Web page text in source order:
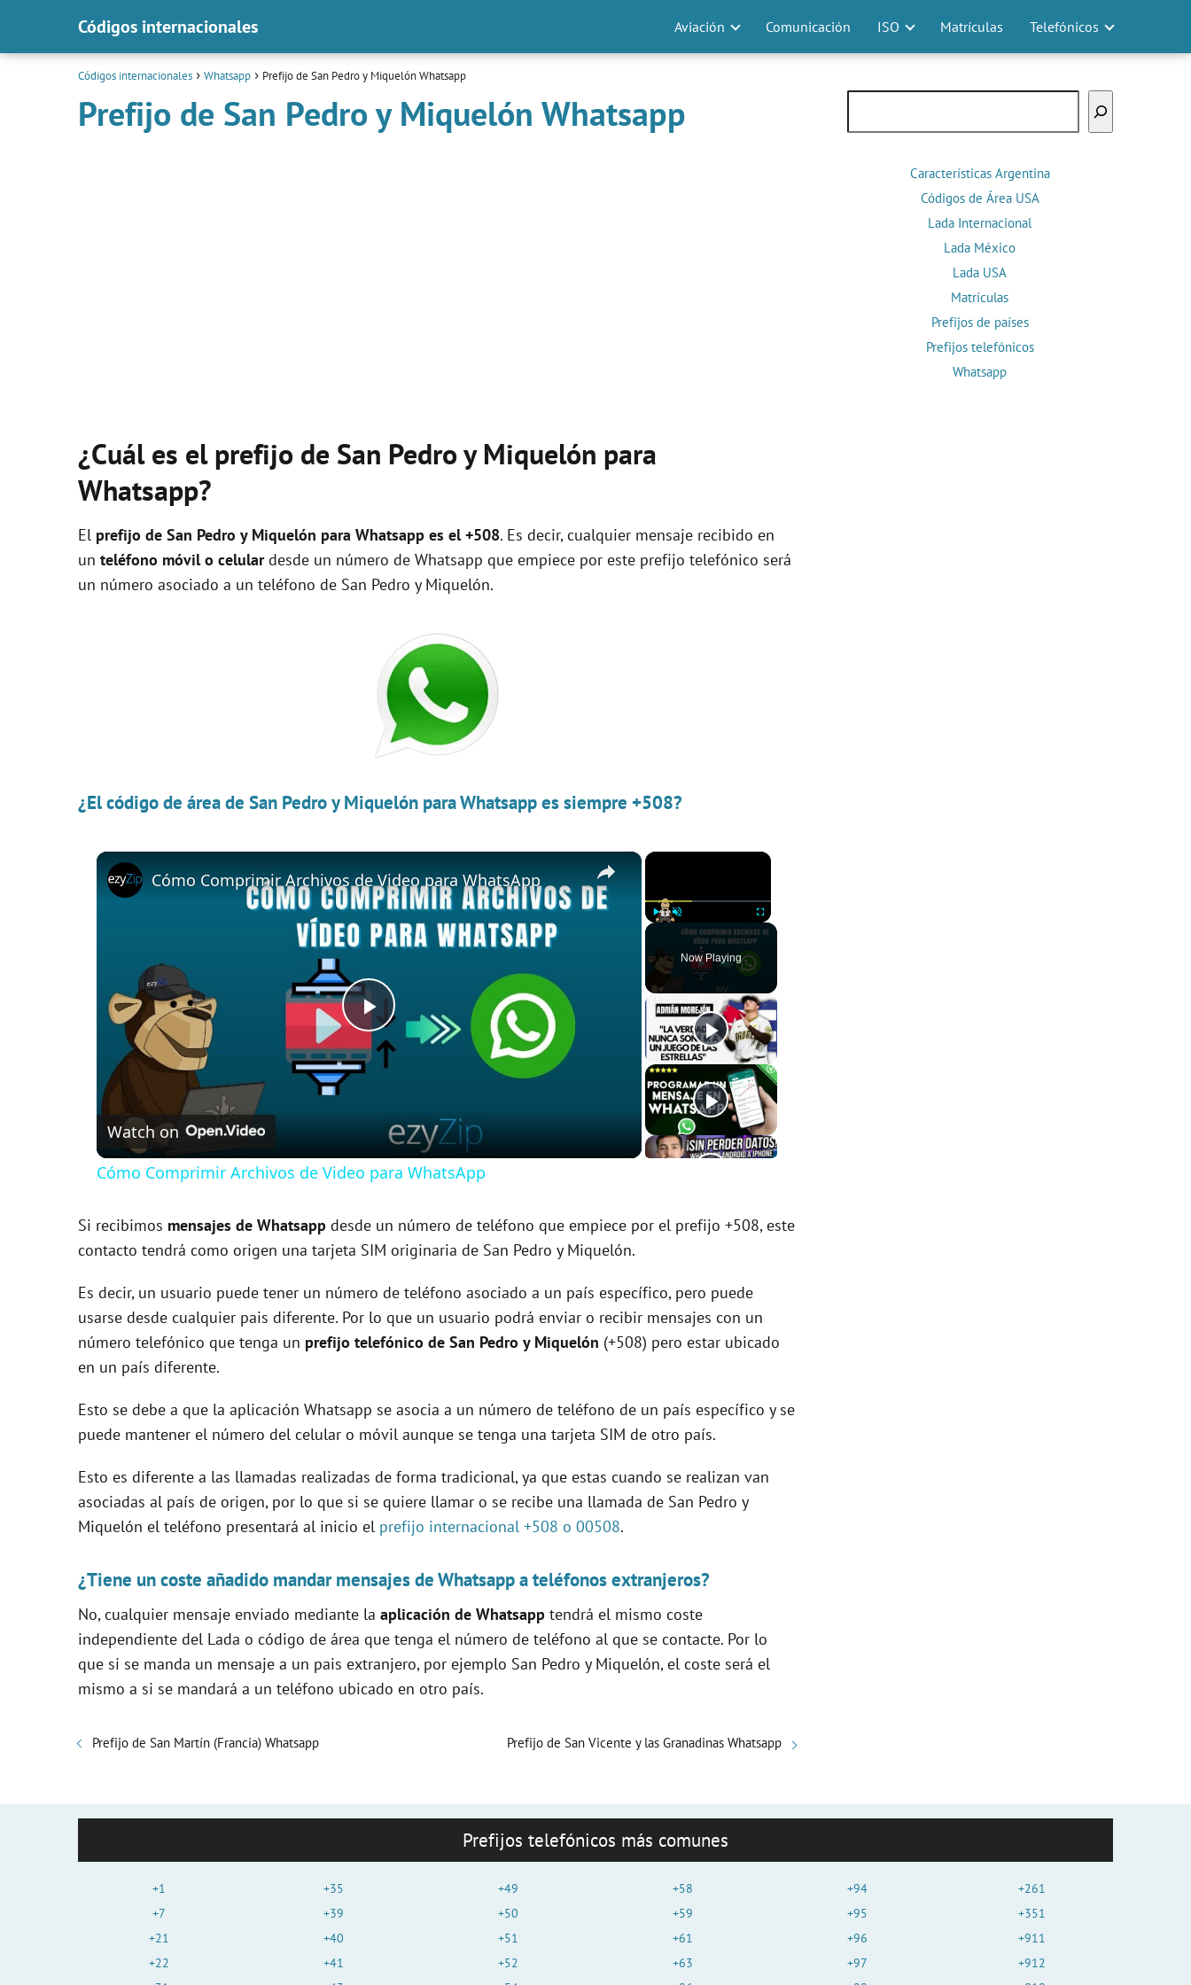
Códigos internacionales Aviación Comunicación ISO Matrículas Telefónicos
Códigos internacionales Whatsapp Prefijo de San Pedro y Miquelón Whatsapp
Prefijo de San Pedro y Miquelón Whatsapp
¿Cuál es el prefijo de San Pedro y Miquelón para
Whatsapp?
El prefijo de San Pedro y Miquelón para Whatsapp es el +508. Es decir, cualquier mensaje recibido en
un teléfono móvil o celulardesde un número de Whatsapp que empiece por este prefijo telefónico será
un número asociado a un teléfono de San Pedro y Miquelón.
¿El código de área de San Pedro y Miquelón para Whatsapp es siempre +508?
×
Unmute Fullscreen
Now Playing
×
P
a
y
V
i
d
e
Cómo Comprimir Archivos de Video para WhatsApp
Watch on
Cómo Comprimir Archivos de Video para WhatsApp
Si recibimos mensajes de Whatsapp desde un número de teléfono que empiece por el prefijo +508, este
contacto tendrá como origen una tarjeta SIM originaria de San Pedro y Miquelón.
Es decir, un usuario puede tener un número de teléfono asociado a un país específico, pero puede
usarse desde cualquier pais diferente. Por lo que un usuario podrá enviar o recibir mensajes con un
número telefónico que tenga un prefijo telefónico de San Pedro y Miquelón (+508) pero estar ubicado
en un país diferente.
Esto se debe a que la aplicación Whatsapp se asocia a un número de teléfono de un país específico y se
puede mantener el número del celular o móvil aunque se tenga una tarjeta SIM de otro país.
Esto es diferente a las llamadas realizadas de forma tradicional, ya que estas cuando se realizan van
asociadas al país de origen, por lo que si se quiere llamar o se recibe una llamada de San Pedro y
Miquelón el teléfono presentará al inicio el prefijo internacional +508 o 00508.
¿Tiene un coste añadido mandar mensajes de Whatsapp a teléfonos extranjeros?
No, cualquier mensaje enviado mediante la aplicación de Whatsapp tendrá el mismo coste
independiente del Lada o código de área que tenga el número de teléfono al que se contacte. Por lo
que si se manda un mensaje a un pais extranjero, por ejemplo San Pedro y Miquelón, el coste será el
mismo a si se mandará a un teléfono ubicado en otro país.
Prefijo de San Martín (Francia) Whatsapp Prefijo de San Vicente y las Granadinas Whatsapp
Características Argentina
Códigos de Área USA
Lada Internacional
Lada México
Lada USA
Matrículas
Prefijos de países
Prefijos telefónicos
Whatsapp
Prefijos telefónicos más comunes
+1
+7
+21
+22
+35
+39
+40
+41
+49
+50
+51
+52
+58
+59
+61
+63
+94
+95
+96
+97
+261
+351
+911
+912